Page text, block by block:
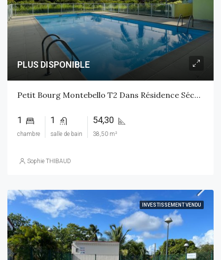
PLUS DISPONIBLE
Petit Bourg Montebello T2 Dans Résidence Sécurisée Avec Piscine
1
chambre
1
salle de bain
54,30
38,50 m²
Sophie THIBAUD
INVESTISSEMENT VENDU